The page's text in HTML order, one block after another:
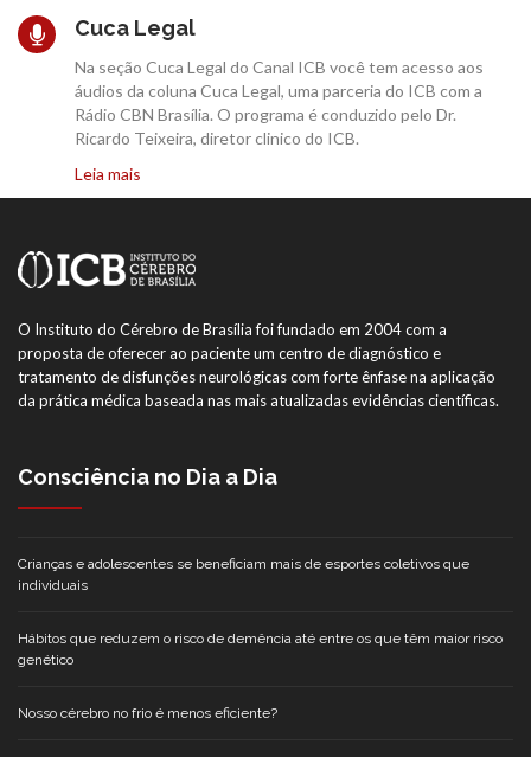
Cuca Legal
Na seção Cuca Legal do Canal ICB você tem acesso aos
áudios da coluna Cuca Legal, uma parceria do ICB com a
Rádio CBN Brasília. O programa é conduzido pelo Dr.
Ricardo Teixeira, diretor clinico do ICB.
Leia mais
O Instituto do Cérebro de Brasília foi fundado em 2004 com a
proposta de oferecer ao paciente um centro de diagnóstico e
tratamento de disfunções neurológicas com forte ênfase na aplicação
da prática médica baseada nas mais atualizadas evidências científicas.
Consciência no Dia a Dia
Crianças e adolescentes se beneficiam mais de esportes coletivos que
individuais
Hábitos que reduzem o risco de demência até entre os que têm maior risco
genético
Nosso cérebro no frio é menos eficiente?